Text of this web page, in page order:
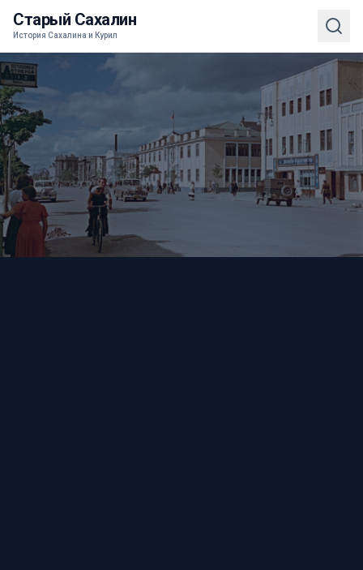
Старый Сахалин
История Сахалина и Курил